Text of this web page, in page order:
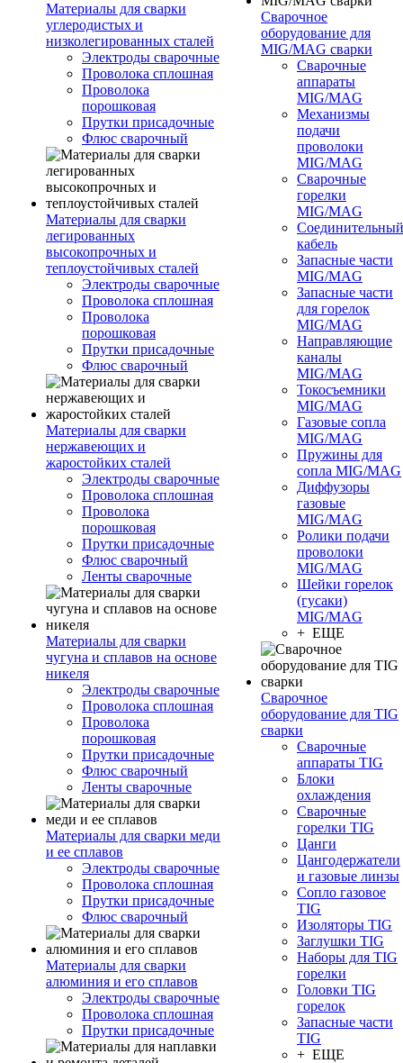
Материалы для сварки
углеродистых и
низколегированных сталей
Электроды сварочные
Проволока сплошная
Проволока
порошковая
Прутки присадочные
Флюс сварочный
Материалы для сварки
легированных
высокопрочных и
теплоустойчивых сталей
Электроды сварочные
Проволока сплошная
Проволока
порошковая
Прутки присадочные
Флюс сварочный
Материалы для сварки
нержавеющих и
жаростойких сталей
Электроды сварочные
Проволока сплошная
Проволока
порошковая
Прутки присадочные
Флюс сварочный
Ленты сварочные
Материалы для сварки
чугуна и сплавов на основе
никеля
Электроды сварочные
Проволока сплошная
Проволока
порошковая
Прутки присадочные
Флюс сварочный
Ленты сварочные
Материалы для сварки меди
и ее сплавов
Электроды сварочные
Проволока сплошная
Прутки присадочные
Флюс сварочный
Материалы для сварки
алюминия и его сплавов
Электроды сварочные
Проволока сплошная
Прутки присадочные
Сварочное
оборудование для
MIG/MAG сварки
Сварочные
аппараты
MIG/MAG
Механизмы
подачи
проволоки
MIG/MAG
Сварочные
горелки
MIG/MAG
Соединительный
кабель
Запасные части
MIG/MAG
Запасные части
для горелок
MIG/MAG
Направляющие
каналы
MIG/MAG
Токосъемники
MIG/MAG
Газовые сопла
MIG/MAG
Пружины для
сопла MIG/MAG
Диффузоры
газовые
MIG/MAG
Ролики подачи
проволоки
MIG/MAG
Шейки горелок
(гусаки)
MIG/MAG
+ ЕЩЕ
Сварочное
оборудование для TIG
сварки
Сварочные
аппараты TIG
Блоки
охлаждения
Сварочные
горелки TIG
Цанги
Цангодержатели
и газовые линзы
Сопло газовое
TIG
Изоляторы TIG
Заглушки TIG
Наборы для TIG
горелки
Головки TIG
горелок
Запасные части
TIG
+ ЕЩЕ